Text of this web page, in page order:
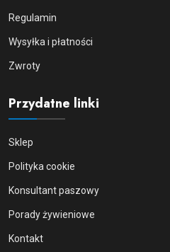
Regulamin
Wysyłka i płatności
Zwroty
Przydatne linki
Sklep
Polityka cookie
Konsultant paszowy
Porady żywieniowe
Kontakt